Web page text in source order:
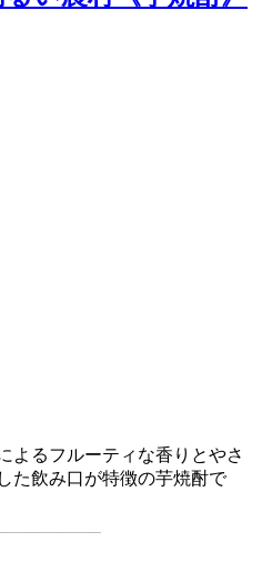
よるフルーティな香りとやさ
た飲み口が特徴の芋焼酎で